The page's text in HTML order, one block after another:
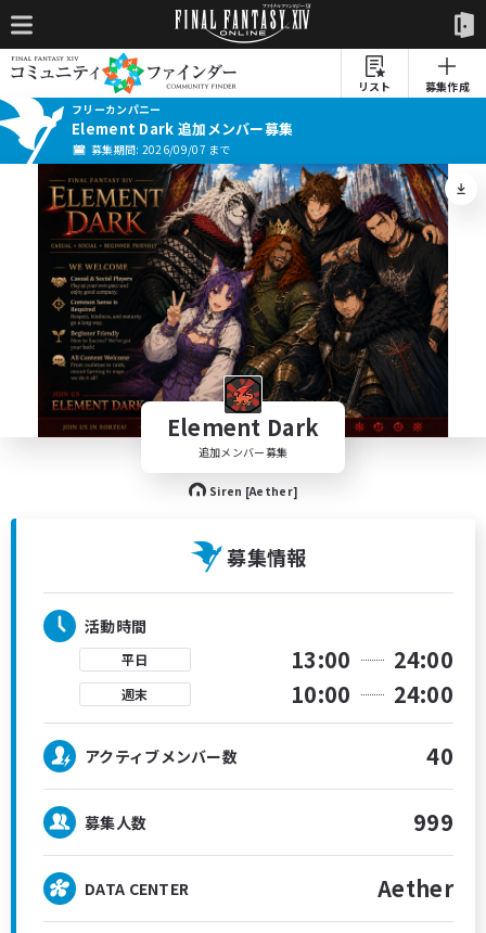
リスト
募集作成
フリーカンパニー
Element Dark 追加メンバー募集
募集期間: 2026/09/07 まで
Element Dark
追加メンバー募集
Siren [Aether]
募集情報
活動時間
平日 13:00 24:00
週末 10:00 24:00
アクティブメンバー数 40
募集人数 999
DATA CENTER Aether